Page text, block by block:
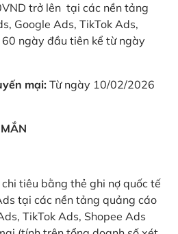
trở lên tại các nền tảng
Google Ads, TikTok Ads,
ngày đầu tiên kể từ ngày
mại: Từ ngày 10/02/2026
tiêu bằng thẻ ghi nợ quốc tế
tại các nền tảng quảng cáo
TikTok Ads, Shopee Ads